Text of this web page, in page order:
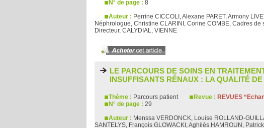
N° de page : 8
Auteur : Perrine CICCOLI, Alexane PARET, Armony
Néphrologue, Christine CLARINI, Corine COMBE, Cadres
Directeur, CALYDIAL, VIENNE
LE PARCOURS DE SOINS EN
INSUFFISANTS RÉNAUX : LA QUALITÉ
Thème : Parcours patient Revue : REVUES
N° de page : 29
Auteur : Menssa VERDONCK, Louise ROLLAND-
SANTELYS, François GLOWACKI, Aghilès HAMROUN,